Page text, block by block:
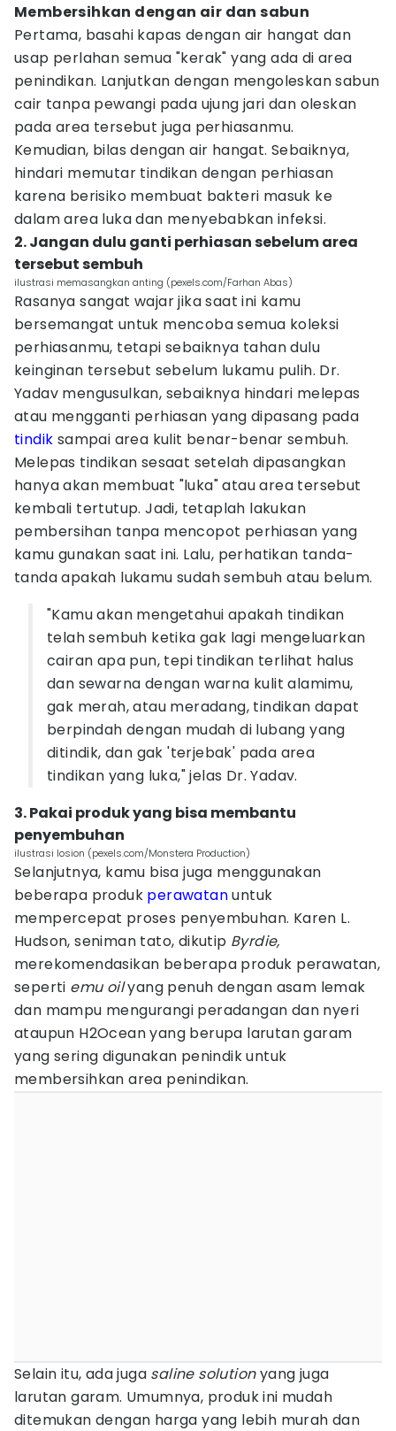
Membersihkan dengan air dan sabun
Pertama, basahi kapas dengan air hangat dan
usap perlahan semua "kerak" yang ada di area
penindikan. Lanjutkan dengan mengoleskan sabun
cair tanpa pewangi pada ujung jari dan oleskan
pada area tersebut juga perhiasanmu.
Kemudian, bilas dengan air hangat. Sebaiknya,
hindari memutar tindikan dengan perhiasan
karena berisiko membuat bakteri masuk ke
dalam area luka dan menyebabkan infeksi.
2. Jangan dulu ganti perhiasan sebelum area
tersebut sembuh
ilustrasi memasangkan anting (pexels.com/Farhan Abas)
Rasanya sangat wajar jika saat ini kamu
bersemangat untuk mencoba semua koleksi
perhiasanmu, tetapi sebaiknya tahan dulu
keinginan tersebut sebelum lukamu pulih. Dr.
Yadav mengusulkan, sebaiknya hindari melepas
atau mengganti perhiasan yang dipasang pada
tindik sampai area kulit benar-benar sembuh.
Melepas tindikan sesaat setelah dipasangkan
hanya akan membuat "luka" atau area tersebut
kembali tertutup. Jadi, tetaplah lakukan
pembersihan tanpa mencopot perhiasan yang
kamu gunakan saat ini. Lalu, perhatikan tanda-
tanda apakah lukamu sudah sembuh atau belum.
"Kamu akan mengetahui apakah tindikan
telah sembuh ketika gak lagi mengeluarkan
cairan apa pun, tepi tindikan terlihat halus
dan sewarna dengan warna kulit alamimu,
gak merah, atau meradang, tindikan dapat
berpindah dengan mudah di lubang yang
ditindik, dan gak 'terjebak' pada area
tindikan yang luka," jelas Dr. Yadav.
3. Pakai produk yang bisa membantu
penyembuhan
ilustrasi losion (pexels.com/Monstera Production)
Selanjutnya, kamu bisa juga menggunakan
beberapa produk perawatanuntuk
mempercepat proses penyembuhan. Karen L.
Hudson, seniman tato, dikutip Byrdie,
merekomendasikan beberapa produk perawatan,
seperti emu oilyang penuh dengan asam lemak
dan mampu mengurangi peradangan dan nyeri
ataupun H2Ocean yang berupa larutan garam
yang sering digunakan penindik untuk
membersihkan area penindikan.
Selain itu, ada juga saline solutionyang juga
larutan garam. Umumnya, produk ini mudah
ditemukan dengan harga yang lebih murah dan